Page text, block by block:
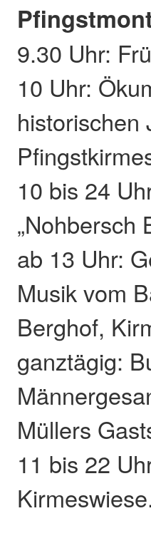
9.30 Uhr:
10 Uhr:
historischen
10 bis 24
„Nohbersch
ab 13 Uhr:
Musik vom
Berghof,
ganztägig:
Müllers
11 bis 22